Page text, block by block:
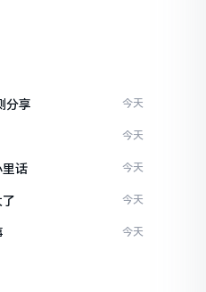
分享 今天
今天
话 今天
今天
今天